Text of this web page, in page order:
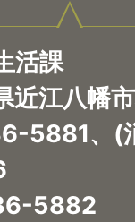
活課
江八幡
5881、(
5882